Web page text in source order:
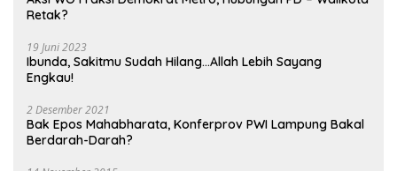
Retak?
19 Juni 2023
Ibunda, Sakitmu Sudah Hilang…Allah Lebih Sayang
Engkau!
2 Desember 2021
Bak Epos Mahabharata, Konferprov PWI Lampung Bakal
Berdarah-Darah?